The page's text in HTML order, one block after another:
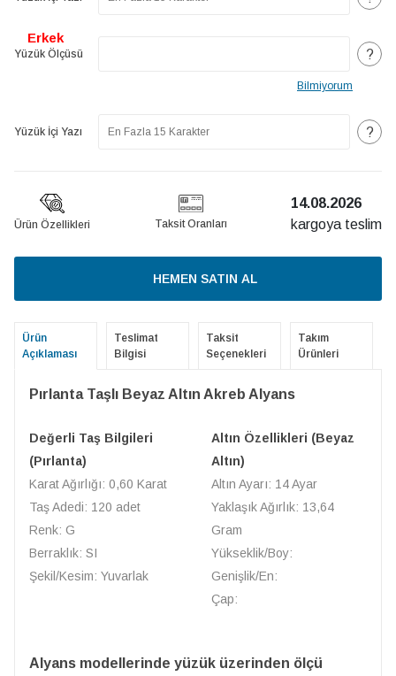
Yüzük Ölçüsü
Erkek
?
Bilmiyorum
Yüzük İçi Yazı ?
Ürün Özellikleri Taksit Oranları
14.08.2026
kargoya teslim
HEMEN SATIN AL
Ürün
Açıklaması
Teslimat
Bilgisi
Taksit
Seçenekleri
Takım
Ürünleri
Pırlanta Taşlı Beyaz Altın Akreb Alyans
Değerli Taş Bilgileri
(Pırlanta)
Karat Ağırlığı: 0,60 Karat
Taş Adedi: 120 adet
Renk: G
Berraklık: SI
Şekil/Kesim: Yuvarlak
Altın Özellikleri (Beyaz
Altın)
Altın Ayarı: 14 Ayar
Yaklaşık Ağırlık: 13,64
Gram
Yükseklik/Boy:
Genişlik/En:
Çap:
Alyans modellerinde yüzük üzerinden ölçü